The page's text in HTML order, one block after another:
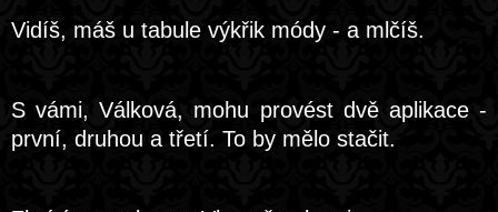
Vidíš, máš u tabule výkřik módy - a mlčíš.
S vámi, Válková, mohu provést dvě aplikace -
první, druhou a třetí. To by mělo stačit.